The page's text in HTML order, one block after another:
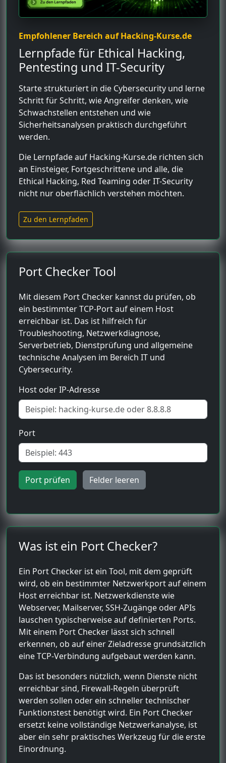
Empfohlener Bereich auf Hacking-Kurse.de
Lernpfade für Ethical Hacking,
Pentesting und IT-Security
Starte strukturiert in die Cybersecurity und lerne
Schritt für Schritt, wie Angreifer denken, wie
Schwachstellen entstehen und wie
Sicherheitsanalysen praktisch durchgeführt
werden.
Die Lernpfade auf Hacking-Kurse.de richten sich
an Einsteiger, Fortgeschrittene und alle, die
Ethical Hacking, Red Teaming oder IT-Security
nicht nur oberflächlich verstehen möchten.
Zu den Lernpfaden
Port Checker Tool
Mit diesem Port Checker kannst du prüfen, ob
ein bestimmter TCP-Port auf einem Host
erreichbar ist. Das ist hilfreich für
Troubleshooting, Netzwerkdiagnose,
Serverbetrieb, Dienstprüfung und allgemeine
technische Analysen im Bereich IT und
Cybersecurity.
Host oder IP-Adresse
Port
Port prüfen Felder leeren
Was ist ein Port Checker?
Ein Port Checker ist ein Tool, mit dem geprüft
wird, ob ein bestimmter Netzwerkport auf einem
Host erreichbar ist. Netzwerkdienste wie
Webserver, Mailserver, SSH-Zugänge oder APIs
lauschen typischerweise auf definierten Ports.
Mit einem Port Checker lässt sich schnell
erkennen, ob auf einer Zieladresse grundsätzlich
eine TCP-Verbindung aufgebaut werden kann.
Das ist besonders nützlich, wenn Dienste nicht
erreichbar sind, Firewall-Regeln überprüft
werden sollen oder ein schneller technischer
Funktionstest benötigt wird. Ein Port Checker
ersetzt keine vollständige Netzwerkanalyse, ist
aber ein sehr praktisches Werkzeug für die erste
Einordnung.